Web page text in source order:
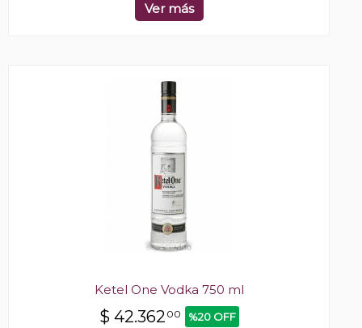
Ver más
Ketel One Vodka 750 ml
$ 42.362 00 %20 OFF